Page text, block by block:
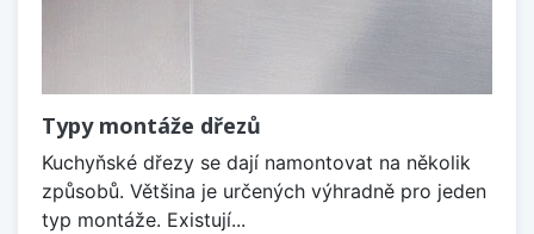
Typy montáže dřezů
Kuchyňské dřezy se dají namontovat na několik
způsobů. Většina je určených výhradně pro jeden
typ montáže. Existují...